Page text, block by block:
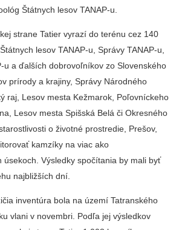
Štátnych lesov TANAP-u.
strane Tatier vyrazí do terénu cez 140
lesov TANAP-u, Správy TANAP-u,
u a ďalších dobrovoľníkov zo Slovenského
prírody a krajiny, Správy Národného
raj, Lesov mesta Kežmarok, Poľovníckeho
Lesov mesta Spišská Belá či Okresného
o životné prostredie, Prešov,
kamzíky na viac ako
úsekoch. Výsledky spočítania by mali byť
najbližších dní.
inventúra bola na území Tatranského
vlani v novembri. Podľa jej výsledkov